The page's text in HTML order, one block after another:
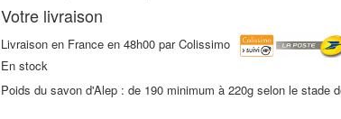
Votre livraison
Livraison en France en 48h00 par Colissimo
En stock
Poids du savon d'Alep : de 190 minimum à 220g selon le stade